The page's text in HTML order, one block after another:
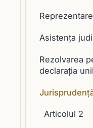
Asistenţa
Rezolvarea
declaraţia
Articolul 2